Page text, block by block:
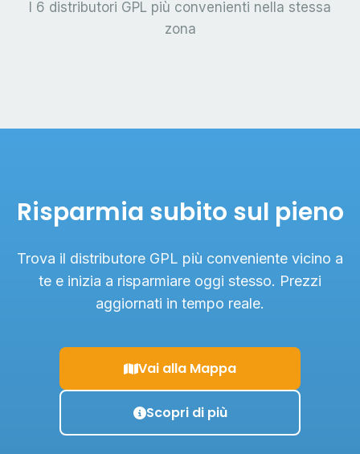
I 6 distributori GPL più convenienti nella stessa
zona
Risparmia subito sul pieno
Trova il distributore GPL più conveniente vicino a
te e inizia a risparmiare oggi stesso. Prezzi
aggiornati in tempo reale.
Vai alla Mappa
Scopri di più